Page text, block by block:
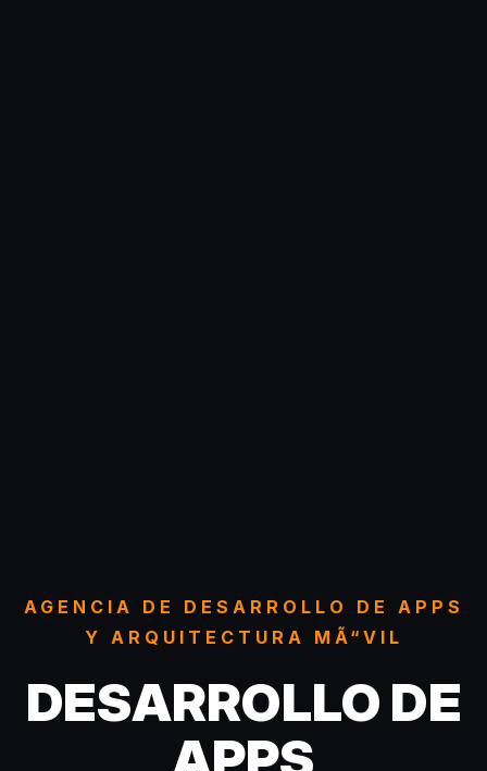
AGENCIA DE DESARROLLO DE APPS
Y ARQUITECTURA MÃ“VIL
DESARROLLO DE
APPS